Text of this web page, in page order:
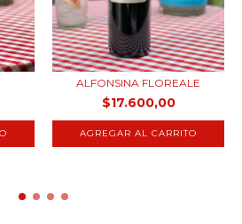
ALFONSINA FLOREALE
$17.600,00